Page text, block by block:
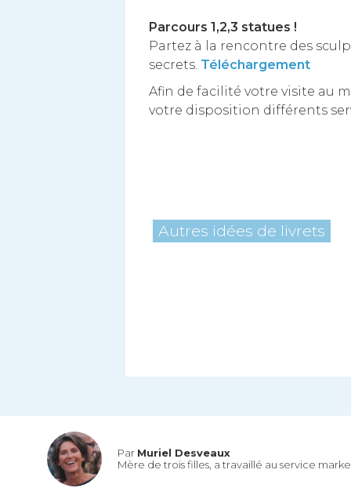
Parcours 1,2,3 statues !
Partez à la rencontre des
secrets. Téléchargement
Afin de facilité votre visite au
votre disposition différents
Autres idées de livrets
Par Muriel Desveaux
Mère de trois filles, a travaillé au service